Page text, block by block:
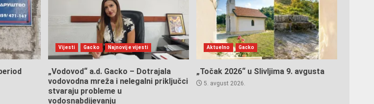
Vijesti Gacko Najnovije vijesti
„Vodovod“ a.d. Gacko – Dotrajala
vodovodna mreža i nelegalni priključci
stvaraju probleme u
vodosnabdijevanju
Aktuelno Gacko
„Točak 2026“ u Slivljima 9. avgusta
5. avgust 2026.